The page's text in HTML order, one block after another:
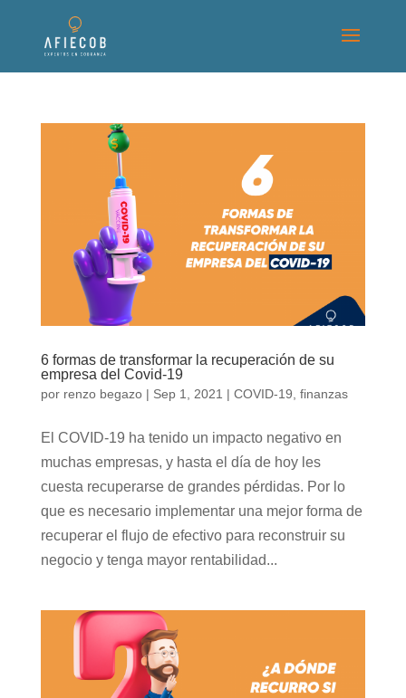
6 formas de transformar la recuperación de su
empresa del Covid-19
por renzo begazo| Sep 1, 2021 | COVID-19 finanzas
El COVID-19 ha tenido un impacto negativo en
muchas empresas, y hasta el día de hoy les
cuesta recuperarse de grandes pérdidas. Por lo
que es necesario implementar una mejor forma de
recuperar el flujo de efectivo para reconstruir su
negocio y tenga mayor rentabilidad...